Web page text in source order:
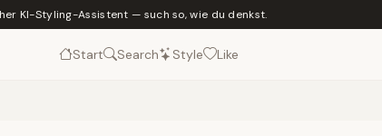
KI-Styling-Assistent — such so, wie du denkst.
Start Search Style Like